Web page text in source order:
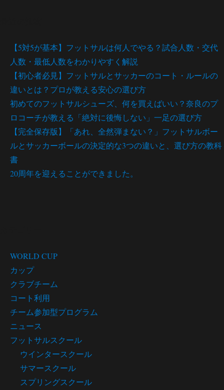
【5対5が基本】フットサルは何人でやる？試合人数・交代
人数・最低人数をわかりやすく解説
【初心者必見】フットサルとサッカーのコート・ルールの
違いとは？プロが教える安心の選び方
初めてのフットサルシューズ、何を買えばいい？奈良のプ
ロコーチが教える「絶対に後悔しない」一足の選び方
【完全保存版】「あれ、全然弾まない？」フットサルボー
ルとサッカーボールの決定的な3つの違いと、選び方の教科
書
20周年を迎えることができました。
WORLD CUP
カップ
クラブチーム
コート利用
チーム参加型プログラム
ニュース
フットサルスクール
ウインタースクール
サマースクール
スプリングスクール